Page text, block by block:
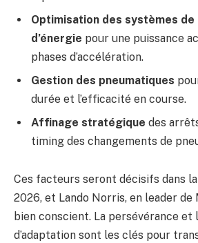
Optimisation des systèmes
d’énergie pour une puissance
phases d’accélération.
Gestion des pneumatiques
durée et l’efficacité en course.
Affinage stratégique des
timing des changements de
Ces facteurs seront décisifs dans
2026, et Lando Norris, en leader de
bien conscient. La persévérance et
d’adaptation sont les clés pour